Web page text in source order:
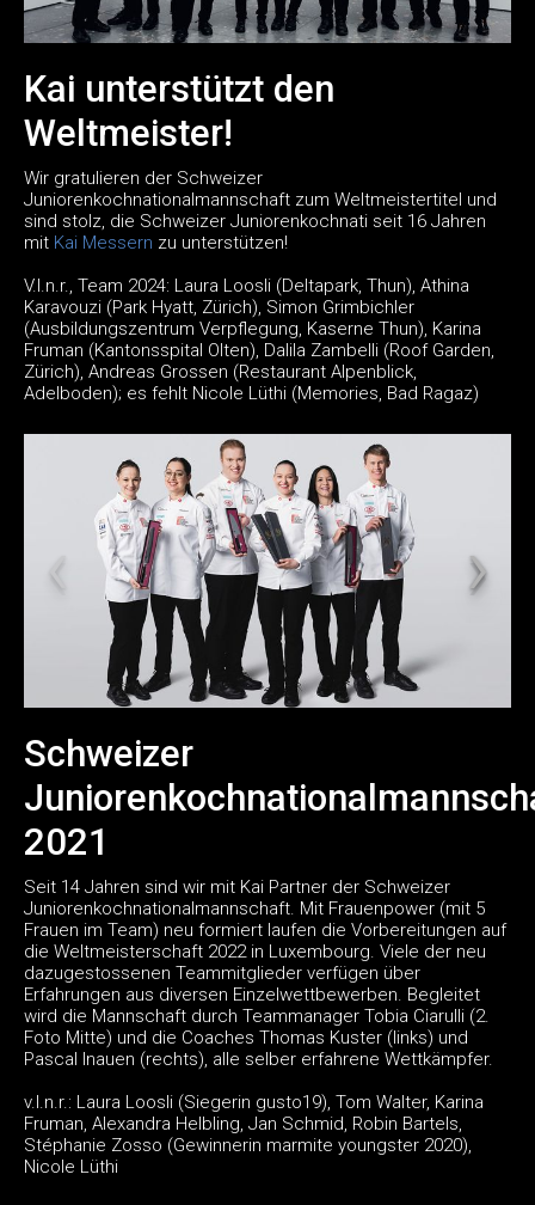
Kai unterstützt den
Weltmeister!
Wir gratulieren der Schweizer
Juniorenkochnationalmannschaft zum Weltmeistertitel und
sind stolz, die Schweizer Juniorenkochnati seit 16 Jahren
mit Kai Messern zu unterstützen!
V.l.n.r., Team 2024: Laura Loosli (Deltapark, Thun), Athina
Karavouzi (Park Hyatt, Zürich), Simon Grimbichler
(Ausbildungszentrum Verpflegung, Kaserne Thun), Karina
Fruman (Kantonsspital Olten), Dalila Zambelli (Roof Garden,
Zürich), Andreas Grossen (Restaurant Alpenblick,
Adelboden); es fehlt Nicole Lüthi (Memories, Bad Ragaz)
Schweizer
2021
Seit 14 Jahren sind wir mit Kai Partner der Schweizer
Juniorenkochnationalmannschaft. Mit Frauenpower (mit 5
Frauen im Team) neu formiert laufen die Vorbereitungen auf
die Weltmeisterschaft 2022 in Luxembourg. Viele der neu
dazugestossenen Teammitglieder verfügen über
Erfahrungen aus diversen Einzelwettbewerben. Begleitet
wird die Mannschaft durch Teammanager Tobia Ciarulli (2.
Foto Mitte) und die Coaches Thomas Kuster (links) und
Pascal Inauen (rechts), alle selber erfahrene Wettkämpfer.
v.l.n.r.: Laura Loosli (Siegerin gusto19), Tom Walter, Karina
Fruman, Alexandra Helbling, Jan Schmid, Robin Bartels,
Stéphanie Zosso (Gewinnerin marmite youngster 2020),
Nicole Lüthi